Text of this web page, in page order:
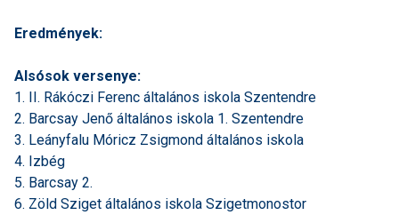
Eredmények:
Alsósok versenye:
1. II. Rákóczi Ferenc általános iskola Szentendre
2. Barcsay Jenő általános iskola 1. Szentendre
3. Leányfalu Móricz Zsigmond általános iskola
4. Izbég
5. Barcsay 2.
6. Zöld Sziget általános iskola Szigetmonostor